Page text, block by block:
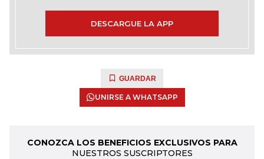
DESCARGUE LA APP
GUARDAR
UNIRSE A WHATSAPP
CONOZCA LOS BENEFICIOS EXCLUSIVOS PARA
NUESTROS SUSCRIPTORES